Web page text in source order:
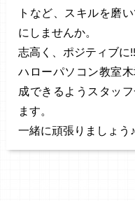
トなど、スキルを磨
にしませんか。
志高く、ポジティブに!!
ハローパソコン教室
成できるようスタッ
ます。
一緒に頑張りましょう♪